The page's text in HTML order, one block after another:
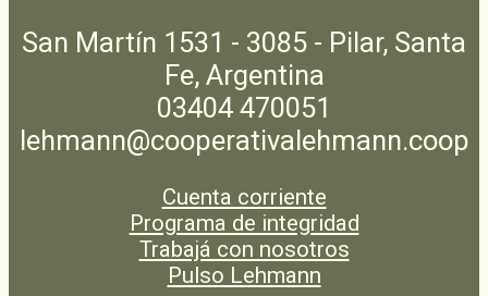
San Martín 1531 - 3085 - Pilar, Santa
Fe, Argentina
03404 470051
lehmann@cooperativalehmann.coop
Cuenta corriente
Programa de integridad
Trabajá con nosotros
Pulso Lehmann